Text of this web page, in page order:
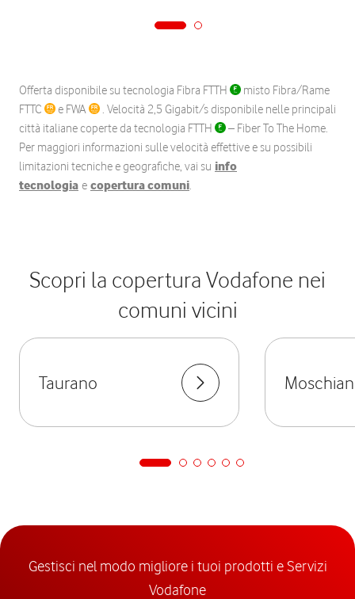
Offerta disponibile su tecnologia Fibra FTTH
misto Fibra/Rame
FTTC
e FWA
. Velocità 2,5 Gigabit/s disponibile nelle principali
città italiane coperte da tecnologia FTTH
– Fiber To The Home.
Per maggiori informazioni sulle velocità effettive e su possibili
limitazioni tecniche e geografiche, vai su info
tecnologia e copertura comuni.
Scopri la copertura Vodafone nei
comuni vicini
Taurano
Gestisci nel modo migliore i tuoi prodotti e Servizi
Vodafone